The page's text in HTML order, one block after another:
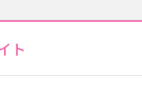
ト